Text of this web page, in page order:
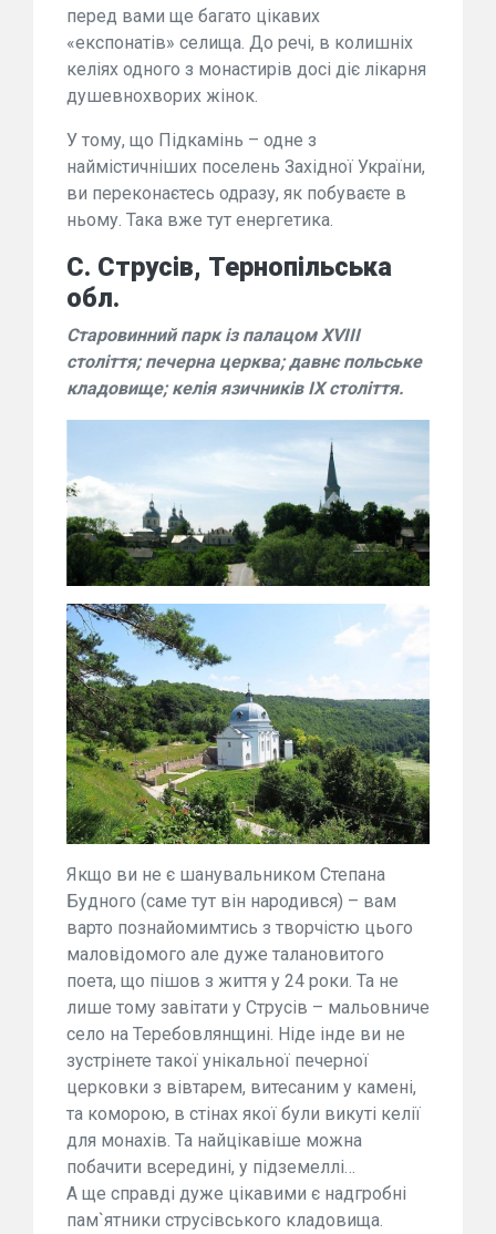
перед вами ще багато цікавих
«експонатів» селища. До речі, в колишніх
келіях одного з монастирів досі діє лікарня
душевнохворих жінок.
У тому, що Підкамінь – одне з
наймістичніших поселень Західної України,
ви переконаєтесь одразу, як побуваєте в
ньому. Така вже тут енергетика.
С. Струсів, Тернопільська
обл.
Старовинний парк із палацом XVIII
століття; печерна церква; давнє польське
кладовище; келія язичників ІX століття.
Якщо ви не є шанувальником Степана
Будного (саме тут він народився) – вам
варто познайомимтись з творчістю цього
маловідомого але дуже талановитого
поета, що пішов з життя у 24 роки. Та не
лише тому завітати у Струсів – мальовниче
село на Теребовлянщині. Ніде інде ви не
зустрінете такої унікальної печерної
церковки з вівтарем, витесаним у камені,
та коморою, в стінах якої були викуті келії
для монахів. Та найцікавіше можна
побачити всередині, у підземеллі…
А ще справді дуже цікавими є надгробні
пам`ятники струсівського кладовища.